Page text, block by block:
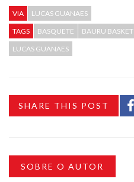
VIA
LUCAS GUANAES
TAGS
BASQUETE BAURU BASKET
LUCAS GUANAES
SHARE THIS POST
SOBRE O AUTOR